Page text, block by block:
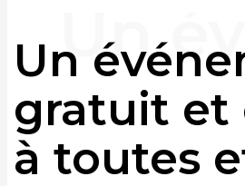
Un
gratuit et
à toutes